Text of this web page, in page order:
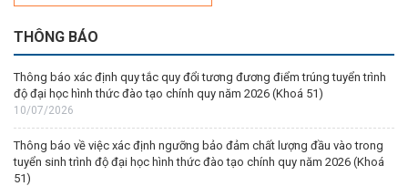
THÔNG BÁO
Thông báo xác định quy tắc quy đổi tương đương điểm trúng tuyển trình
độ đại học hình thức đào tạo chính quy năm 2026 (Khoá 51)
10/07/2026
Thông báo về việc xác định ngưỡng bảo đảm chất lượng đầu vào trong
tuyển sinh trình độ đại học hình thức đào tạo chính quy năm 2026 (Khoá
51)